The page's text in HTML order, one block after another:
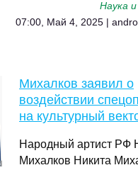
Наука
07:00, Май 4, 2025 |
Михалков заявил о
воздействии
на культурный
Народный артист РФ
Михалков Никита